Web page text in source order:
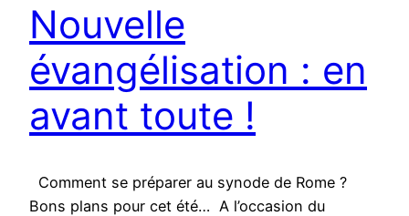
Nouvelle
évangélisation : en
avant toute !
Comment se préparer au synode de Rome ?
Bons plans pour cet été… A l’occasion du